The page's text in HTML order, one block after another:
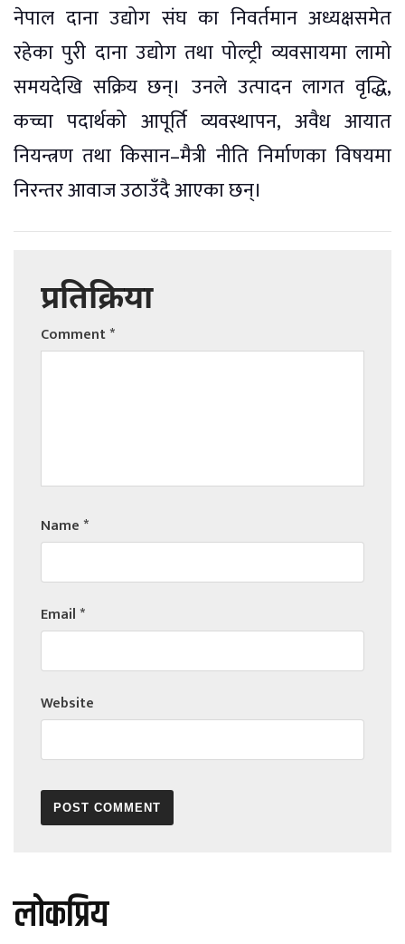
नेपाल दाना उद्योग संघ का निवर्तमान अध्यक्षसमेत
रहेका पुरी दाना उद्योग तथा पोल्ट्री व्यवसायमा लामो
समयदेखि सक्रिय छन्। उनले उत्पादन लागत वृद्धि,
कच्चा पदार्थको आपूर्ति व्यवस्थापन, अवैध आयात
नियन्त्रण तथा किसान–मैत्री नीति निर्माणका विषयमा
निरन्तर आवाज उठाउँदै आएका छन्।
प्रतिक्रिया
Comment*
Name*
Email*
Website
लोकप्रिय